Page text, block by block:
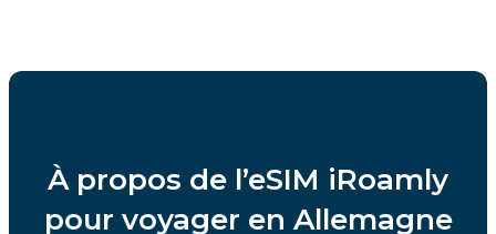
À propos de l’eSIM iRoamly
pour voyager en Allemagne